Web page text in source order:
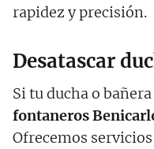
rapidez y precisión.
Desatascar
Si tu ducha o
fontaneros
Ofrecemos